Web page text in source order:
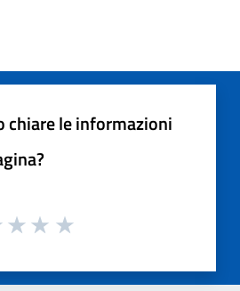
chiare le informazioni